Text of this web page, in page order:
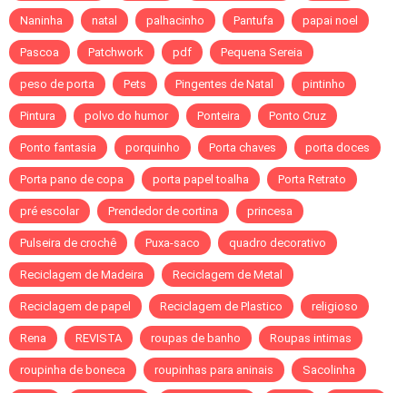
Naninha natal palhacinho Pantufa papai noel
Pascoa Patchwork pdf Pequena Sereia
peso de porta Pets Pingentes de Natal pintinho
Pintura polvo do humor Ponteira Ponto Cruz
Ponto fantasia porquinho Porta chaves porta doces
Porta pano de copa porta papel toalha Porta Retrato
pré escolar Prendedor de cortina princesa
Pulseira de crochê Puxa-saco quadro decorativo
Reciclagem de Madeira Reciclagem de Metal
Reciclagem de papel Reciclagem de Plastico religioso
Rena REVISTA roupas de banho Roupas intimas
roupinha de boneca roupinhas para aninais Sacolinha